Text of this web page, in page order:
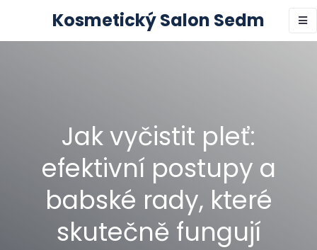
Kosmetický Salon Sedm
Jak vyčistit pleť:
efektivní postupy a
babské rady, které
skutečně fungují